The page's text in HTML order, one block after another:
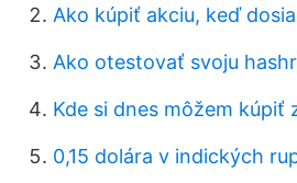
Ako kúpiť akciu, keď
Ako otestovať svoju
Kde si dnes môžem kúpiť
0,15 dolára v indických